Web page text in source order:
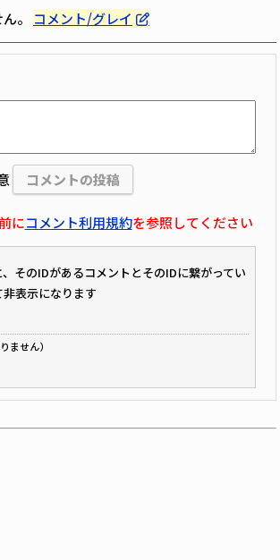
。 コメント/グレイ
にコメント利用規約を参照してください
そのIDがあるコメントとそのIDに繋がってい
表示になります
ません）